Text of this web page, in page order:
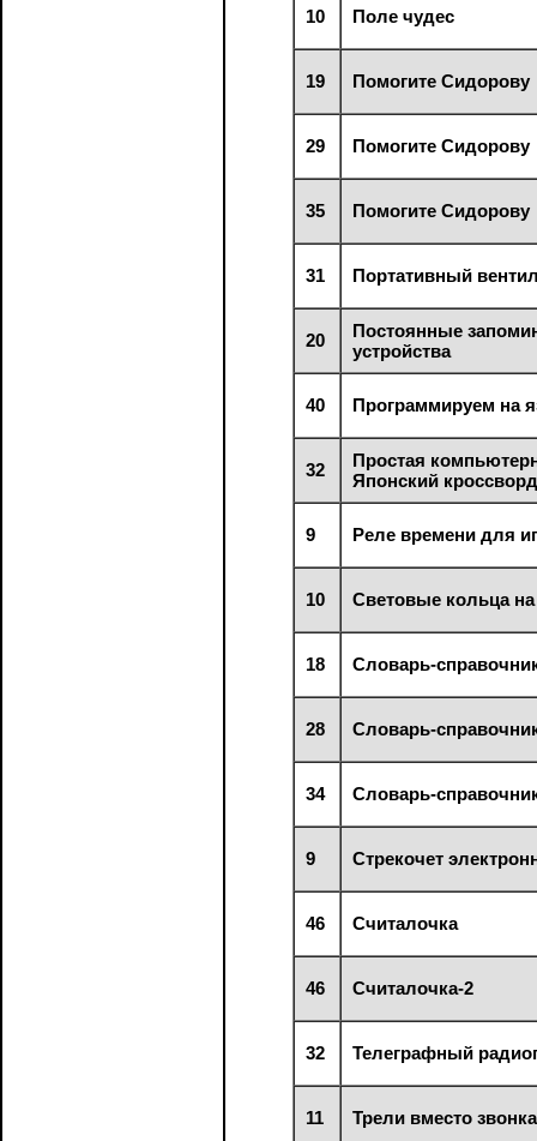
10 Поле чудес
19 Помогите Сидорову
29 Помогите Сидорову
35 Помогите Сидорову
31 Портативный
20
Постоянные
устройства
40 Программируем на
32
Простая
Японский
9 Реле времени для
10 Световые кольца на
18 Словарь-
28 Словарь-
34 Словарь-
9 Стрекочет
46 Считалочка
46 Считалочка-2
32 Телеграфный
11 Трели вместо звонка